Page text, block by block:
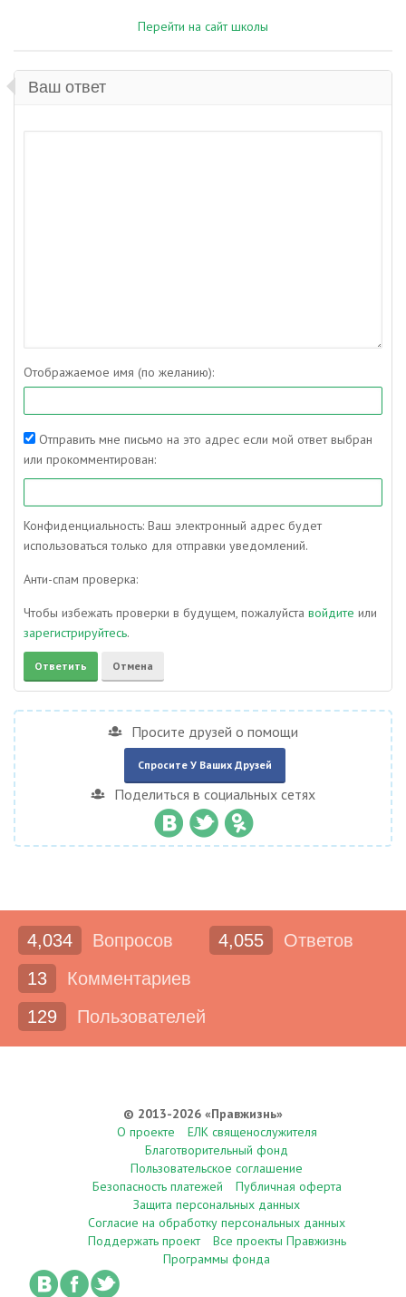
Перейти на сайт школы
Ваш ответ
Отображаемое имя (по желанию):
Отправить мне письмо на это адрес если мой ответ выбран
или прокомментирован:
Конфиденциальность: Ваш электронный адрес будет
использоваться только для отправки уведомлений.
Анти-спам проверка:
Чтобы избежать проверки в будущем, пожалуйста войдите или
зарегистрируйтесь.
Просите друзей о помощи
Спросите У Ваших Друзей
Поделиться в социальных сетях
4,034 Вопросов 4,055
Ответов
13
Комментариев
129
Пользователей
© 2013-2026 «Правжизнь»
О проекте
ЕЛК священослужителя
Благотворительный фонд
Пользовательское соглашение
Безопасность платежей
Публичная оферта
Защита персональных данных
Согласие на обработку персональных данных
Поддержать проект
Все проекты Правжизнь
Программы фонда